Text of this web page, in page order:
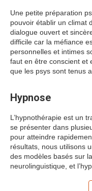
Une petite préparation
pouvoir établir un climat
dialogue ouvert et
difficile car la méfiance
personnelles et intimes
faut en être conscient et
que les psys sont tenus
Hypnose
L’hypnothérapie est un
se présenter dans
pour atteindre
résultats, nous utilisons
des modèles basés sur
neurolinguistique, et